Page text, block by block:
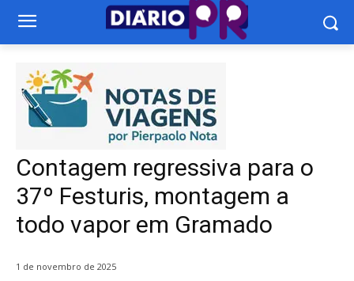
Contagem regressiva para o
37º Festuris, montagem a
todo vapor em Gramado
1 de novembro de 2025